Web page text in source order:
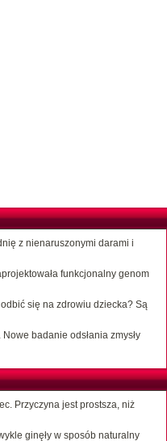
z nienaruszonymi darami i
funkcjonalny genom
się na zdrowiu dziecka? Są
badanie odsłania zmysły
Przyczyna jest prostsza, niż
ginęły w sposób naturalny